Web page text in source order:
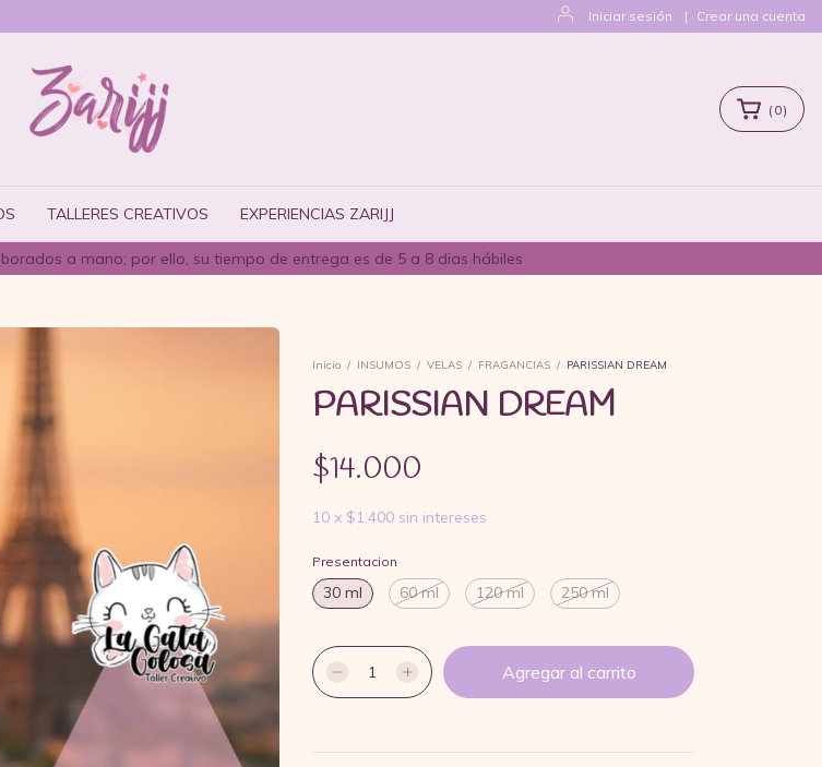
Iniciar sesión | Crear una cuenta
a mano; por ello, su tiempo de entrega es de 5 a 8 dias hábiles
( 0)
TALLERES CREATIVOS EXPERIENCIAS ZARIJJ
Inicio / INSUMOS / VELAS / FRAGANCIAS / PARISSIAN DREAM
PARISSIAN DREAM
$14.000
10 x $1.400 sin intereses
Presentacion
30 ml 60 ml 120 ml 250 ml